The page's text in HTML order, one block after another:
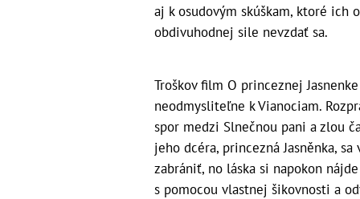
aj k osudovým skúškam, ktoré ich
obdivuhodnej sile nevzdať sa.
Troškov film O princeznej
neodmysliteľne k Vianociam.
spor medzi Slnečnou pani a zlou
jeho dcéra, princezná Jasněnka,
zabrániť, no láska si napokon
s pomocou vlastnej šikovnosti a